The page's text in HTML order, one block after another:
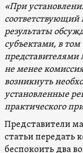
«При
результаты
субъектами, в
представителями
не менее
возникнуть
установленные
практического
Представители
статьи передать
беспокоить два